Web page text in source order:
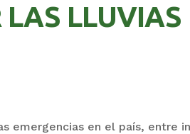
LAS LLUVIAS
emergencias en el país, entre